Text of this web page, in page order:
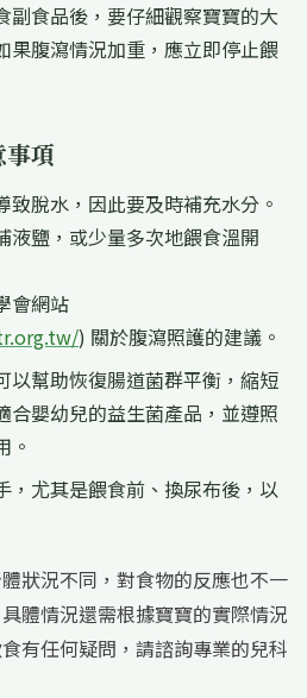
副食品後，要仔細觀察寶寶的大
果腹瀉情況加重，應立即停止餵
項
致脫水，因此要及時補充水分。
液鹽，或少量多次地餵食溫開
會網站
) 關於腹瀉照護的建議。
以幫助恢復腸道菌群平衡，縮短
合嬰幼兒的益生菌產品，並遵照
。
，尤其是餵食前、換尿布後，以
狀況不同，對食物的反應也不一
體情況還需根據寶寶的實際情況
有任何疑問，請諮詢專業的兒科